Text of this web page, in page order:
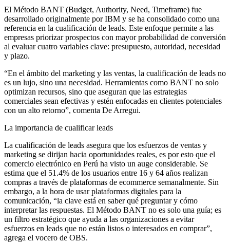
El Método BANT (Budget, Authority, Need, Timeframe) fue
desarrollado originalmente por IBM y se ha consolidado como una
referencia en la cualificación de leads. Este enfoque permite a las
empresas priorizar prospectos con mayor probabilidad de conversión
al evaluar cuatro variables clave: presupuesto, autoridad, necesidad
y plazo.
“En el ámbito del marketing y las ventas, la cualificación de leads no
es un lujo, sino una necesidad. Herramientas como BANT no solo
optimizan recursos, sino que aseguran que las estrategias
comerciales sean efectivas y estén enfocadas en clientes potenciales
con un alto retorno”, comenta De Arregui.
La importancia de cualificar leads
La cualificación de leads asegura que los esfuerzos de ventas y
marketing se dirijan hacia oportunidades reales, es por esto que el
comercio electrónico en Perú ha visto un auge considerable. Se
estima que el 51.4% de los usuarios entre 16 y 64 años realizan
compras a través de plataformas de ecommerce semanalmente. Sin
embargo, a la hora de usar plataformas digitales para la
comunicación, “la clave está en saber qué preguntar y cómo
interpretar las respuestas. El Método BANT no es solo una guía; es
un filtro estratégico que ayuda a las organizaciones a evitar
esfuerzos en leads que no están listos o interesados en comprar”,
agrega el vocero de OBS.